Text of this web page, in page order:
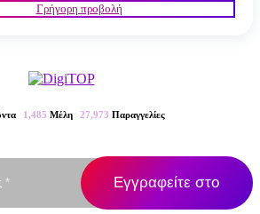
Γρήγορη προβολή
1,485 Μέλη 27,973 Παραγγελίες